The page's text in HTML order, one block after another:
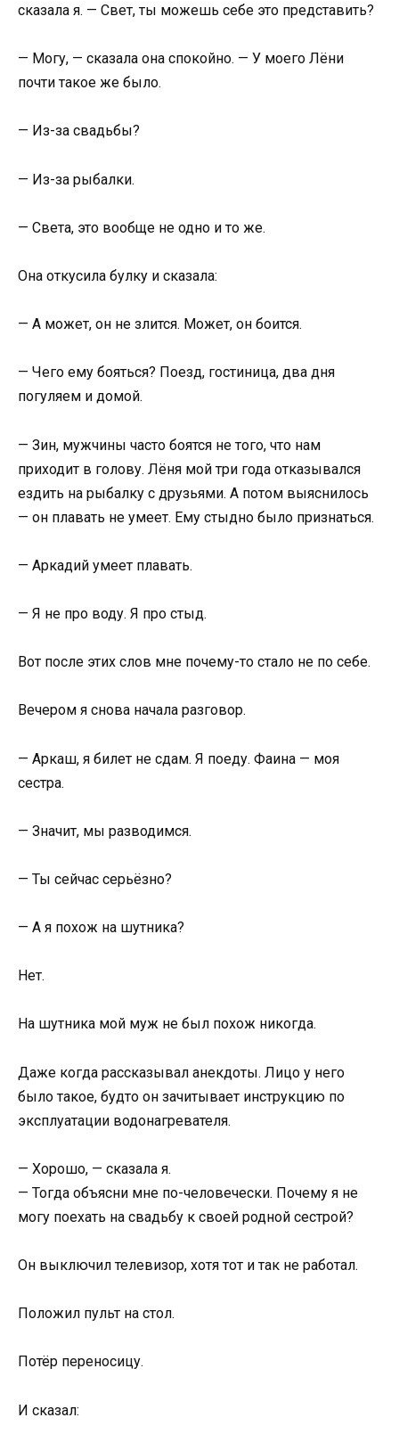
сказала я. — Свет, ты можешь себе это представить?
— Могу, — сказала она спокойно. — У моего Лёни
почти такое же было.
— Из-за свадьбы?
— Из-за рыбалки.
— Света, это вообще не одно и то же.
Она откусила булку и сказала:
— А может, он не злится. Может, он боится.
— Чего ему бояться? Поезд, гостиница, два дня
погуляем и домой.
— Зин, мужчины часто боятся не того, что нам
приходит в голову. Лёня мой три года отказывался
ездить на рыбалку с друзьями. А потом выяснилось
— он плавать не умеет. Ему стыдно было признаться.
— Аркадий умеет плавать.
— Я не про воду. Я про стыд.
Вот после этих слов мне почему-то стало не по себе.
Вечером я снова начала разговор.
— Аркаш, я билет не сдам. Я поеду. Фаина — моя
сестра.
— Значит, мы разводимся.
— Ты сейчас серьёзно?
— А я похож на шутника?
Нет.
На шутника мой муж не был похож никогда.
Даже когда рассказывал анекдоты. Лицо у него
было такое, будто он зачитывает инструкцию по
эксплуатации водонагревателя.
— Хорошо, — сказала я.
— Тогда объясни мне по-человечески. Почему я не
могу поехать на свадьбу к своей родной сестрой?
Он выключил телевизор, хотя тот и так не работал.
Положил пульт на стол.
Потёр переносицу.
И сказал: